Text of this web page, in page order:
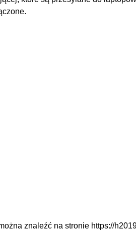
znaleźć na stronie https://